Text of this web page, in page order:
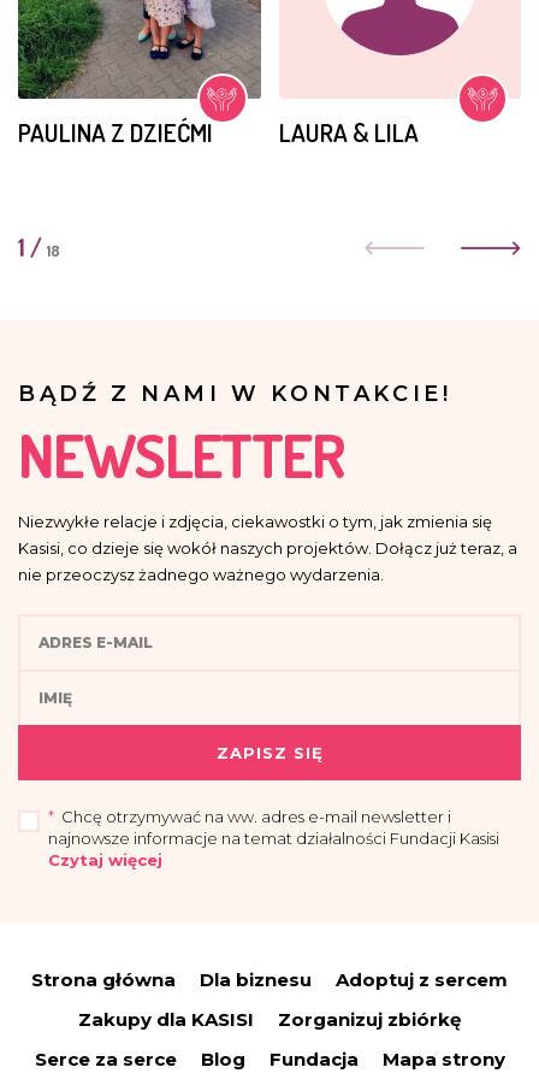
PAULINA Z DZIEĆMI LAURA & LILA
1 / 18
BĄDŹ Z NAMI W KONTAKCIE!
NEWSLETTER
Niezwykłe relacje i zdjęcia, ciekawostki o tym, jak zmienia się
Kasisi, co dzieje się wokół naszych projektów. Dołącz już teraz, a
nie przeoczysz żadnego ważnego wydarzenia.
ZAPISZ SIĘ
* Chcę otrzymywać na ww. adres e-mail newsletter i
najnowsze informacje na temat działalności Fundacji Kasisi
Czytaj więcej
Administrator wyznaczył Inspektora Danych Osobowych, z którym można się
Dane osobowe przetwarzane będą w celu:
a) wysyłki newslettera i informacji o działalności fundacji – co stanowi
Strona główna Dla biznesu
Adoptuj z sercem
Zakupy dla KASISI
Zorganizuj zbiórkę
Serce za serce
Blog Fundacja
Mapa strony